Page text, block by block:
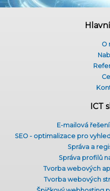
O
ICT
E-mailová
SEO - optimalizace pro
Správa a
Správa profilů
Tvorba webových
Tvorba webových